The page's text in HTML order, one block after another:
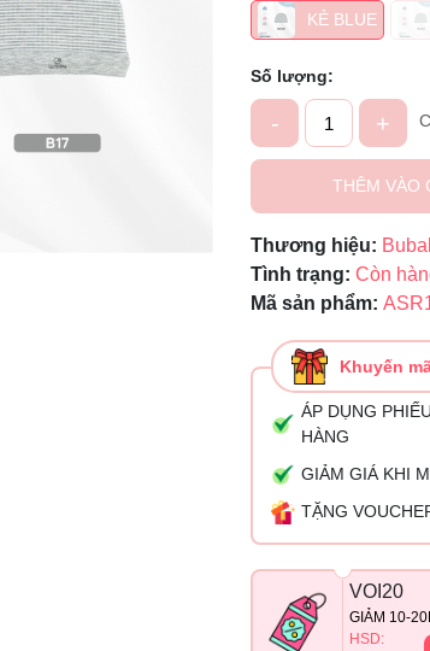
KẺ BLUE
Số lượng:
- +
THÊM VÀO
Thương hiệu:
Tình trạng: Còn
Mã sản phẩm:
Khuyến
ÁP DỤNG
HÀNG
GIẢM GIÁ KHI
TẶNG
VOI20
GIẢM 10-
HSD: